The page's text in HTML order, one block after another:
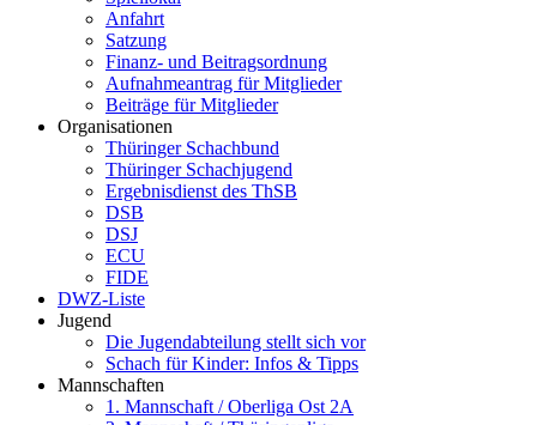
Anfahrt
Satzung
Finanz- und Beitragsordnung
Aufnahmeantrag für Mitglieder
Beiträge für Mitglieder
Organisationen
Thüringer Schachbund
Thüringer Schachjugend
Ergebnisdienst des ThSB
DSB
DSJ
ECU
FIDE
DWZ-Liste
Jugend
Die Jugendabteilung stellt sich vor
Schach für Kinder: Infos & Tipps
Mannschaften
1. Mannschaft / Oberliga Ost 2A